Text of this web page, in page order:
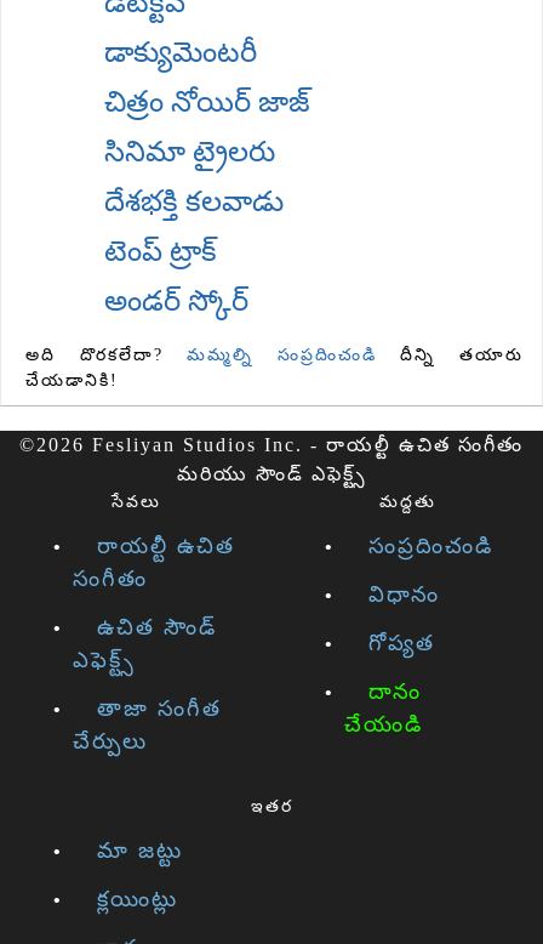
డాక్యుమెంటరీ
చిత్రం నోయిర్ జాజ్
సినిమా ట్రైలరు
దేశభక్తి కలవాడు
టెంప్ ట్రాక్
అండర్ స్కోర్
అది దొరకలేదా?మమ్మల్ని సంప్రదించండి
దీన్ని తయారు
చేయడానికి!
©2026 Fesliyan Studios Inc. - రాయల్టీ ఉచిత సంగీతం
మరియు సౌండ్ ఎఫెక్ట్స్
సేవలు
రాయల్టీ ఉచిత
సంగీతం
ఉచిత సౌండ్
ఎఫెక్ట్స్
తాజా సంగీత
చేర్పులు
మద్దతు
సంప్రదించండి
విధానం
గోప్యత
దానం
చేయండి
ఇతర
మా జట్టు
క్లయింట్లు